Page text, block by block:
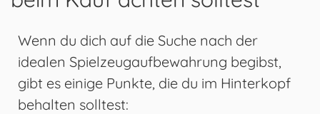
Wenn du dich auf die Suche nach der
idealen Spielzeugaufbewahrung begibst,
gibt es einige Punkte, die du im Hinterkopf
behalten solltest: